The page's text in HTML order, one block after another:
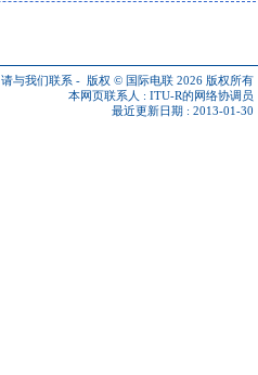
请与我们联系 - 版权 © 国际电联 2026 版权所有
本网页联系人 : ITU-R的网络协调员
最近更新日期 : 2013-01-30